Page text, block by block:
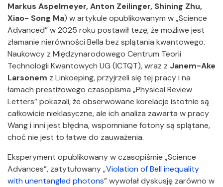
Markus Aspelmeyer, Anton Zeilinger, Shining Zhu,
Xiao- Song Ma) w artykule opublikowanym w „Science
Advanced” w 2025 roku postawił tezę, że możliwe jest
złamanie nierówności Bella bez splątania kwantowego.
Naukowcy z Międzynarodowego Centrum Teorii
Technologii Kwantowych UG (ICTQT), wraz z Janem-Ake
Larsonem z Linkoeping, przyjrzeli się tej pracy i na
łamach prestiżowego czasopisma „Physical Review
Letters” pokazali, że obserwowane korelacje istotnie są
całkowicie nieklasyczne, ale ich analiza zawarta w pracy
Wang i inni jest błędna, wspomniane fotony są splątane,
choć nie jest to łatwe do zauważenia.
Eksperyment opublikowany w czasopiśmie „Science
Advances”, zatytułowany „Violation of Bell inequality
with unentangled photons” wywołał dyskusję zarówno w